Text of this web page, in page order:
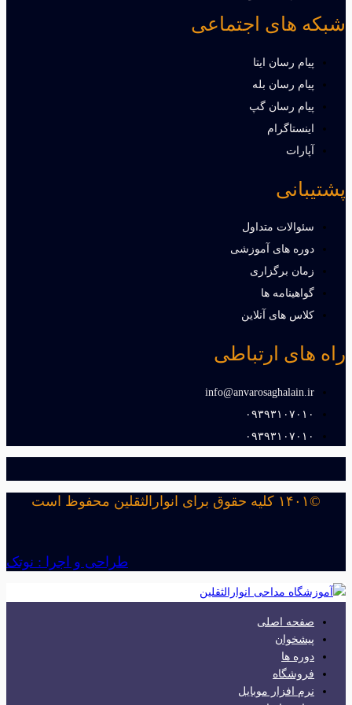
شبکه های اجتماعی
پیام رسان ایتا
پیام رسان بله
پیام رسان گپ
اینستاگرام
آپارات
پشتیبانی
سئوالات متداول
دوره های آموزشی
زمان برگزاری
گواهینامه ها
کلاس های آنلاین
راه های ارتباطی
info@anvarosaghalain.ir​
۰۹۳۹۳۱۰۷۰۱۰​
۰۹۳۹۳۱۰۷۰۱۰​
©۱۴۰۱ کلیه حقوق برای انوارالثقلین محفوظ است
طراحی و اجرا : نوتک
صفحه اصلی
پیشخوان
دوره ها
فروشگاه
نرم افزار موبایل